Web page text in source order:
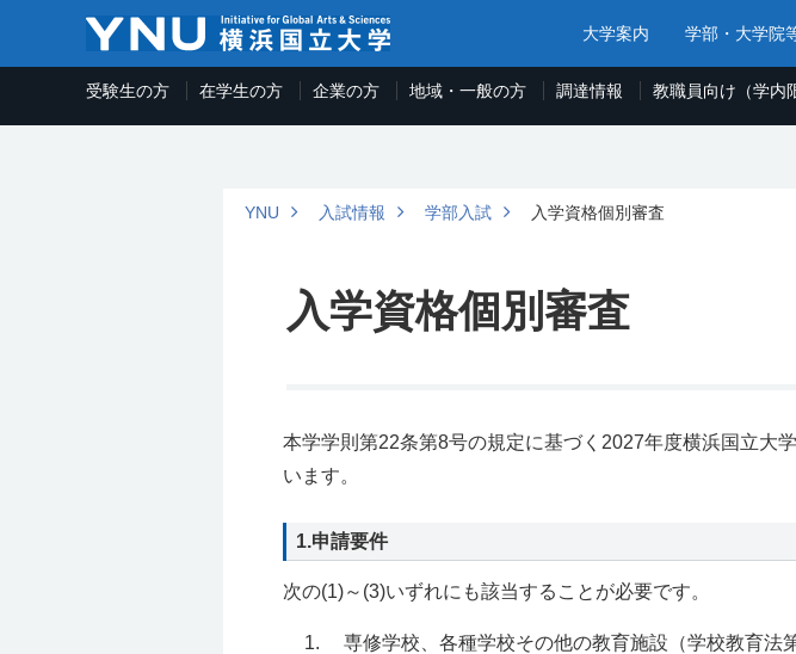
大学案内 学部・大学院
受験生の方 在学生の方 企業の方 地域・一般の方 調達情報 教職員向け（学内
YNU 入試情報 学部入試 入学資格個別審査
入学資格個別審査
本学学則第22条第8号の規定に基づく2027年度横浜国立大
います。
1.申請要件
次の(1)～(3)いずれにも該当することが必要です。
専修学校、各種学校その他の教育施設（学校教育